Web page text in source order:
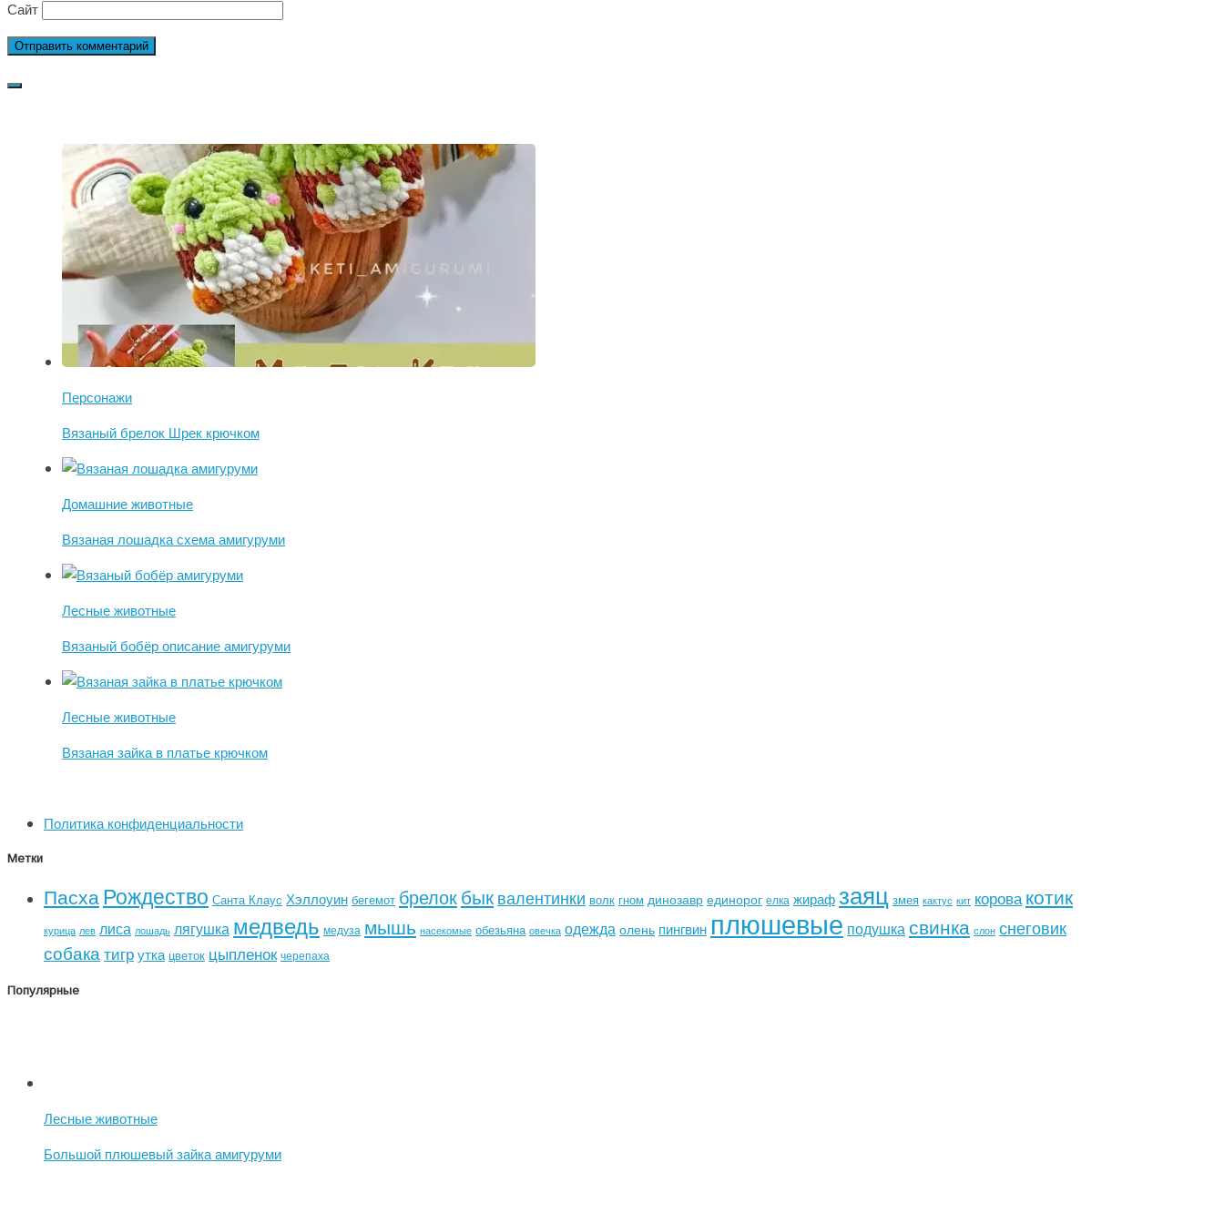
Сайт
Персонажи
Вязаный брелок Шрек крючком
Домашние животные
Вязаная лошадка схема амигуруми
Лесные животные
Вязаный бобёр описание амигуруми
Лесные животные
Вязаная зайка в платье крючком
Политика конфиденциальности
Метки
ПасхаРождество Санта Клаус Хэллоуин бегемот брелокбыквалентинки волк гном динозавр единорог елка жирафзаяц змея кактус кит корова котик
курица лев лиса лошадь лягушка медведь медуза мышь насекомые обезьяна овечка одежда олень пингвин плюшевые подушка свинка слон снеговик
собака тигрутка цветок цыпленок черепаха
Популярные
Лесные животные
Большой плюшевый зайка амигуруми